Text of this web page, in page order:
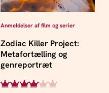
Anmeldelser af film og serier
Zodiac Killer Project:
Metafortælling og
genreportræt